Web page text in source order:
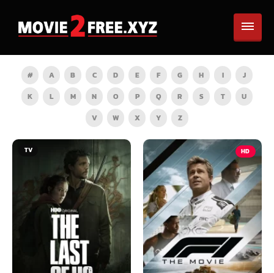
# A B C D E F G H I
J
K
L M N O P Q R S T
U
V
W X Y Z
HD